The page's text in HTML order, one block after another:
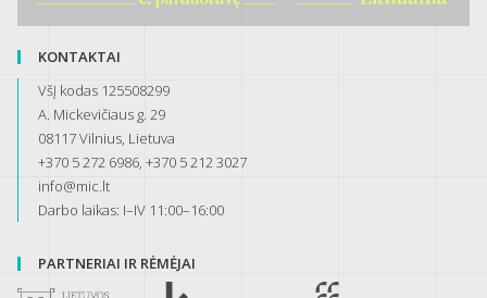
KONTAKTAI
VšĮ kodas 125508299
A. Mickevičiaus g. 29
08117 Vilnius, Lietuva
+370 5 272 6986, +370 5 212 3027
info@mic.lt
Darbo laikas: I–IV 11:00–16:00
PARTNERIAI IR RĖMĖJAI